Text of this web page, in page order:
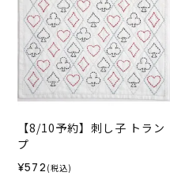
【8/10予約】刺し子 トラン
プ
¥572 (税込)